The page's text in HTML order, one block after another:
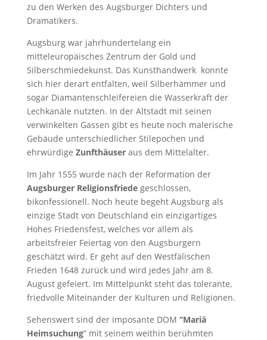
zu den Werken des Augsburger Dichters und
Dramatikers.
Augsburg war jahrhundertelang ein
mitteleuropäisches Zentrum der Gold und
Silberschmiedekunst. Das Kunsthandwerk konnte
sich hier derart entfalten, weil Silberhämmer und
sogar Diamantenschleifereien die Wasserkraft der
Lechkanäle nutzten. In der Altstadt mit seinen
verwinkelten Gassen gibt es heute noch malerische
Gebäude unterschiedlicher Stilepochen und
ehrwürdige Zunfthäuseraus dem Mittelalter.
Im Jahr 1555 wurde nach der Reformation der
Augsburger Religionsfriede geschlossen,
bikonfessionell. Noch heute begeht Augsburg als
einzige Stadt von Deutschland ein einzigartiges
Hohes Friedensfest, welches vor allem als
arbeitsfreier Feiertag von den Augsburgern
geschätzt wird. Er geht auf den Westfälischen
Frieden 1648 zurück und wird jedes Jahr am 8.
August gefeiert. Im Mittelpunkt steht das tolerante,
friedvolle Miteinander der Kulturen und Religionen.
Sehenswert sind der imposante DOM “Mariä
Heimsuchung” mit seinem weithin berühmten